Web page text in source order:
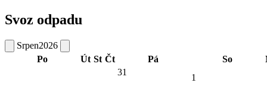
Svoz odpadu
Srpen2026
Po
Út St Čt Pá So
31
1